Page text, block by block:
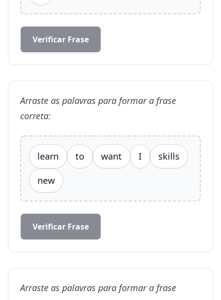
Verificar Frase
Arraste as palavras para formar a frase
correta:
learn to want I skills
new
Verificar Frase
Arraste as palavras para formar a frase